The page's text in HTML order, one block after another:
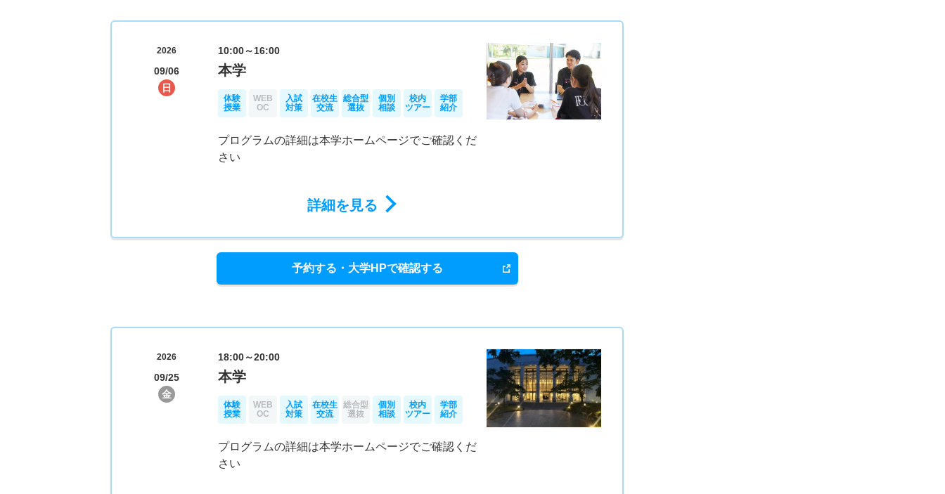
2026
09/06
日
10:00～16:00
本学
体験
授業
WEB
OC
入試
対策
在校生
交流
総合型
選抜
個別
相談
校内
ツアー
学部
紹介
プログラムの詳細は本学ホームページでご確認くだ
さい
詳細を見る
予約する・大学HPで確認する
2026
09/25
金
18:00～20:00
本学
体験
授業
WEB
OC
入試
対策
在校生
交流
総合型
選抜
個別
相談
校内
ツアー
学部
紹介
プログラムの詳細は本学ホームページでご確認くだ
さい